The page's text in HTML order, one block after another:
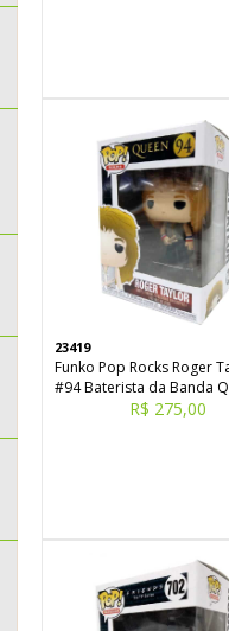
23419
Funko Pop Rocks Roger
#94 Baterista da Banda
R$ 275,00